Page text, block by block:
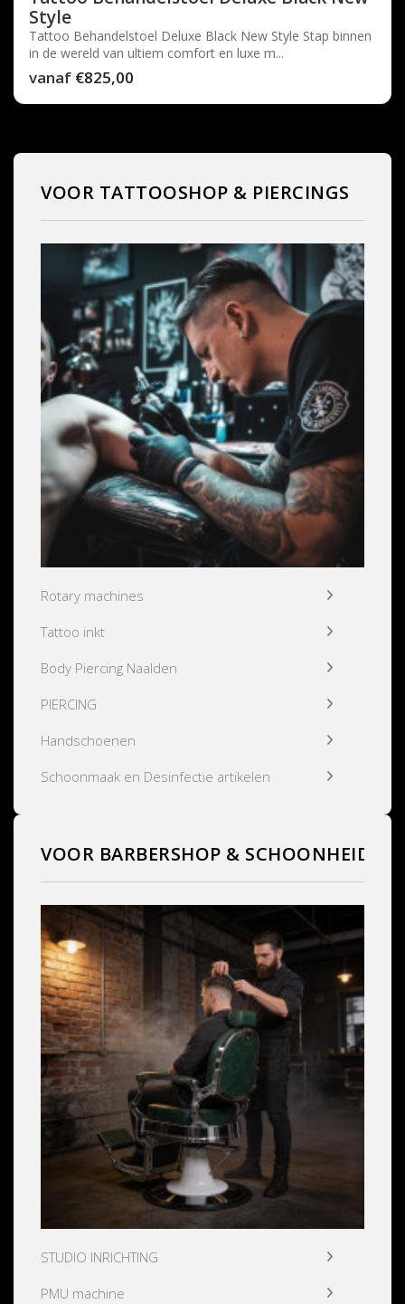
Style
Tattoo Behandelstoel Deluxe Black New Style Stap binnen
in de wereld van ultiem comfort en luxe m...
vanaf €825,00
VOOR TATTOOSHOP & PIERCINGS
Rotary machines
Tattoo inkt
Body Piercing Naalden
PIERCING
Handschoenen
Schoonmaak en Desinfectie artikelen
VOOR BARBERSHOP &
STUDIO INRICHTING
PMU machine